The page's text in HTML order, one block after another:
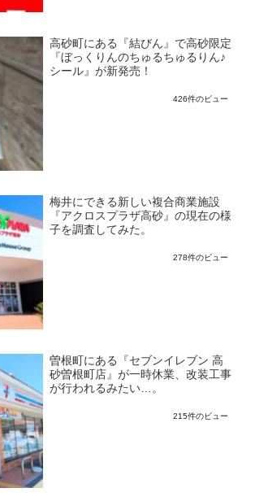
高砂町にある『結びん』で高砂限定
『ぼっくりんのちゅるちゅるりん♪
シール』が新発売！
426件のビュー
梅井にできる新しい複合商業施設
『アクロスプラザ高砂』の現在の様
子を調査してみた。
278件のビュー
曽根町にある『セブンイレブン 高
砂曽根町店』が一時休業、改装工事
が行われるみたい…。
215件のビュー